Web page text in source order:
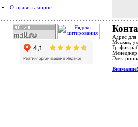
Отправить запрос
Адрес для
Москва,
График
Менеджер
Внимание!